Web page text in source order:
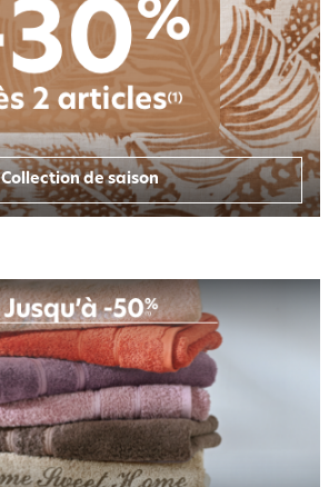
Collection de saison